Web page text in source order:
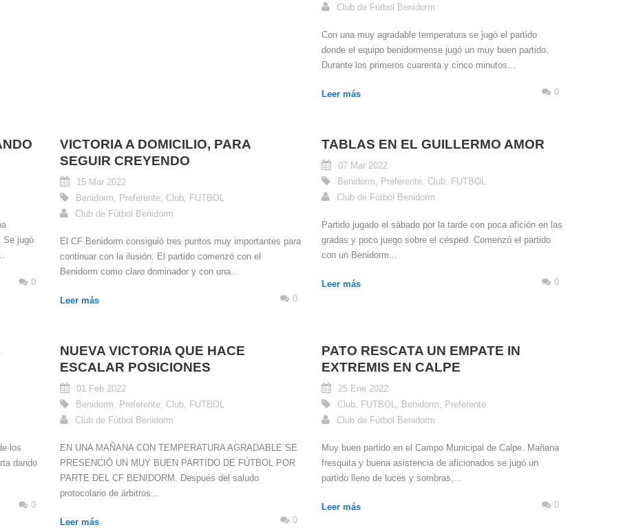
Club de Fútbol Benidorm
Con una muy agradable temperatura se jugó el partido
donde el equipo benidormense jugó un muy buen partido.
Durante los primeros cuarenta y cinco minutos...
Leer más 0
Se jugó
0
VICTORIA A DOMICILIO, PARA
SEGUIR CREYENDO
15 Mar 2022
Benidorm, Preferente, Club, FUTBOL
Club de Fútbol Benidorm
El CF Benidorm consiguió tres puntos muy importantes para
continuar con la ilusión. El partido comenzó con el
Benidorm como claro dominador y con una...
Leer más 0
TABLAS EN EL GUILLERMO AMOR
07 Mar 2022
Benidorm, Preferente, Club, FUTBOL
Club de Fútbol Benidorm
Partido jugado el sábado por la tarde con poca afición en las
gradas y poco juego sobre el césped. Comenzó el partido
con un Benidorm...
Leer más 0
los
dando
0
NUEVA VICTORIA QUE HACE
ESCALAR POSICIONES
01 Feb 2022
Benidorm, Preferente, Club, FUTBOL
Club de Fútbol Benidorm
EN UNA MAÑANA CON TEMPERATURA AGRADABLE SE
PRESENCIÓ UN MUY BUEN PARTIDO DE FÚTBOL POR
PARTE DEL CF BENIDORM. Después del saludo
protocolario de árbitros...
Leer más 0
PATO RESCATA UN EMPATE IN
EXTREMIS EN CALPE
25 Ene 2022
Club, FUTBOL, Benidorm, Preferente
Club de Fútbol Benidorm
Muy buen partido en el Campo Municipal de Calpe. Mañana
fresquita y buena asistencia de aficionados se jugó un
partido lleno de luces y sombras,...
Leer más 0